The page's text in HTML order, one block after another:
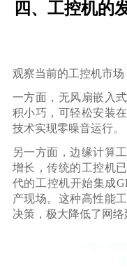
四、工控机的
观察当前的工控机市场
一方面，无风扇嵌入
积小巧，可轻松安装
技术实现零噪音运行。
另一方面，边缘计算
增长，传统的工控机
代的工控机开始集成
产现场。这种高性能
决策，极大降低了网络